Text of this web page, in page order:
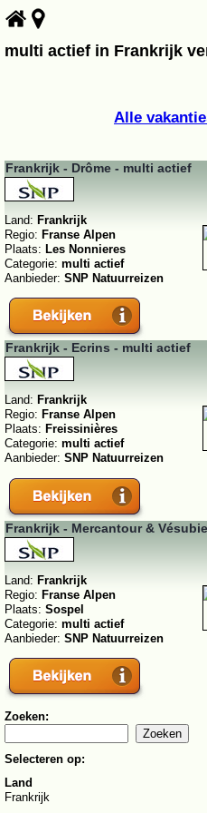
multi actief in Frankrijk
Alle
Frankrijk - Drôme - multi actief
Land: Frankrijk
Regio: Franse Alpen
Plaats: Les Nonnieres
Categorie: multi actief
Aanbieder: SNP Natuurreizen
Frankrijk - Ecrins - multi actief
Land: Frankrijk
Regio: Franse Alpen
Plaats: Freissinières
Categorie: multi actief
Aanbieder: SNP Natuurreizen
Frankrijk - Mercantour &
Land: Frankrijk
Regio: Franse Alpen
Plaats: Sospel
Categorie: multi actief
Aanbieder: SNP Natuurreizen
Zoeken:
Selecteren op:
Land
Frankrijk